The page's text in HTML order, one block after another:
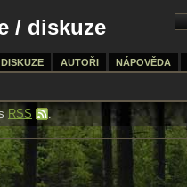
/ diskuze
DISKUZE AUTOŘI NÁPOVĚDA
RSS
.